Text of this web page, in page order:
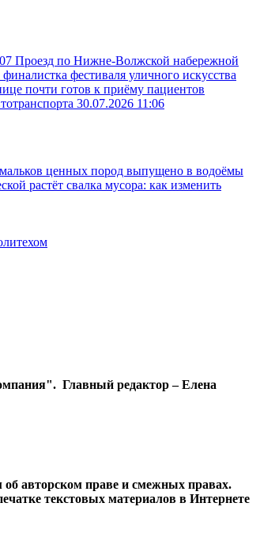
Проезд по Нижне-Волжской набережной
фестиваля уличного искусства
почти готов к приёму пациентов
30.07.2026 11:06
ценных пород выпущено в водоёмы
растёт свалка мусора: как изменить
Главный редактор – Елена
авторском праве и смежных правах.
текстовых материалов в Интернете